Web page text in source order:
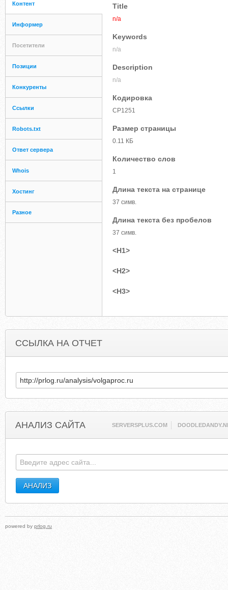
Контент
Информер
Посетители
Позиции
Конкуренты
Ссылки
Robots.txt
Ответ сервера
Whois
Хостинг
Разное
Title
n/a
Keywords
n/a
Description
n/a
Кодировка
CP1251
Размер страницы
0.11 КБ
Количество слов
1
Длина текста на странице
37 симв.
Длина текста без пробелов
37 симв.
<H1>
<H2>
<H3>
ССЫЛКА НА ОТЧЕТ
АНАЛИЗ САЙТА SERVERSPLUS.COM
powered by prlog.ru